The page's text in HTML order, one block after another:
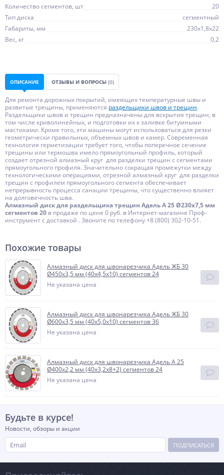
Количество сегментов, шт
20
Тип диска
сегментный
Габариты, мм
230х1,8х22
Вес, кг
0,2
ОПИСАНИЕ ОТЗЫВЫ И ВОПРОСЫ (0)
Для ремонта дорожных покрытий, имеющих температурные швы и
развитые трещины, применяются раздельщики швов и трещин.
Раздельщики швов и трещин предназначены для вскрытия трещин, в
том числе криволинейных, и подготовки их к заливке битумными
мастиками. Кроме того, эти машины могут использоваться для резки
геометрически правильных, объемных швов и камер. Современная
технология герметизации требует того, чтобы поперечное сечение
трещины или термошва имело прямоугольный профиль, который
создает отрезной алмазный круг для разделки трещин с сегментами
прямоугольного профиля. Значительно сокращая промежутки между
технологическими операциями, отрезной алмазный круг для разделки
трещин с профилем прямоугольного сегмента обеспечивает
непрерывность процесса санации трещины, что существенно влияет
на долговечность шва.
Алмазный диск для раздельщика трещин Адель А 25 Ø230x7,5 мм
сегментов 20 в продаже по цене 0 руб. в Интернет-магазине Проф-
инструмент с доставкой . Звоните по телефону +8 (800) 302-10-51.
Похожие товары
Алмазный диск для швонарезчика Адель ЖБ 30
Ø450x3,5 мм (40x4,5x10) сегментов 24
Не указана цена
Алмазный диск для швонарезчика Адель ЖБ 30
Ø600x3,5 мм (40x5,0x10) сегментов 36
Не указана цена
Алмазный диск для швонарезчика Адель А 25
Ø400x2,2 мм (40x3,2x8+2) сегментов 24
Не указана цена
Будьте в курсе!
Новости, обзоры и акции
ПОДПИСАТЬСЯ